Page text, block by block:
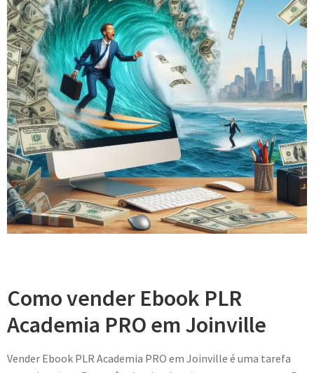
Como vender Ebook PLR
Academia PRO em Joinville
Vender Ebook PLR Academia PRO em Joinville é uma tarefa